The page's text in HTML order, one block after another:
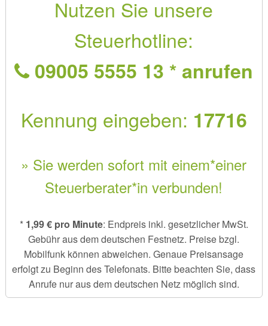
Nutzen Sie unsere
Steuerhotline:
09005 5555 13 * anrufen
Kennung eingeben: 17716
» Sie werden sofort mit einem*einer
Steuerberater*in verbunden!
* 1,99 € pro Minute: Endpreis inkl. gesetzlicher MwSt.
Gebühr aus dem deutschen Festnetz. Preise bzgl.
Mobilfunk können abweichen. Genaue Preisansage
erfolgt zu Beginn des Telefonats. Bitte beachten Sie, dass
Anrufe nur aus dem deutschen Netz möglich sind.